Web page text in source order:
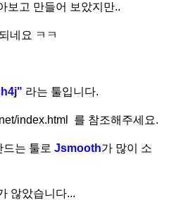
보고 만들어 보았지만..
네요 ㅋㅋ
라는 툴입니다.
index.html 를 참조해주세요.
는 툴로 Jsmooth가 많이 소
않았습니다...